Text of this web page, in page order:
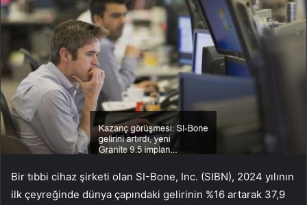
Bir tıbbi cihaz şirketi olan SI-Bone, Inc. (SIBN), 2024 yılının
ilk çeyreğinde dünya çapındaki gelirinin %16 artarak 37,9